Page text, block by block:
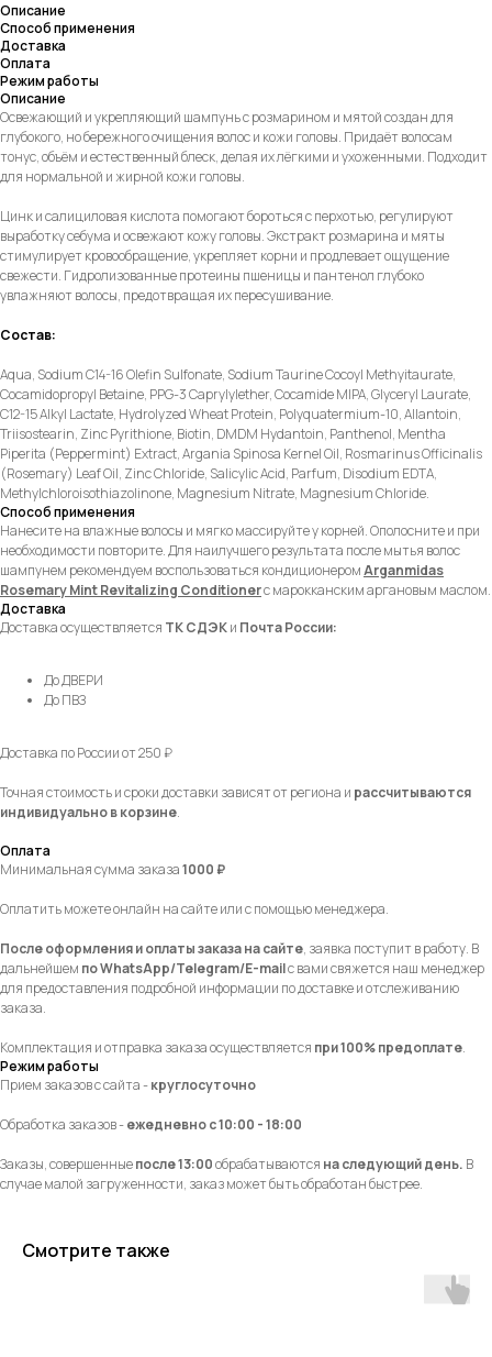
Описание
Способ применения
Доставка
Оплата
Режим работы
Описание
Освежающий и укрепляющий шампунь с розмарином и мятой создан для
глубокого, но бережного очищения волос и кожи головы. Придаёт волосам
тонус, объём и естественный блеск, делая их лёгкими и ухоженными. Подходит
для нормальной и жирной кожи головы.
Цинк и салициловая кислота помогают бороться с перхотью, регулируют
выработку себума и освежают кожу головы. Экстракт розмарина и мяты
стимулирует кровообращение, укрепляет корни и продлевает ощущение
свежести. Гидролизованные протеины пшеницы и пантенол глубоко
увлажняют волосы, предотвращая их пересушивание.
Cостав:
Aqua, Sodium С14-16 Olefin Sulfonate, Sodium Taurine Cocoyl Methyitaurate,
Cocamidopropyl Betaine, PPG-3 Caprylylether, Cocamide MIPA, Glyceryl Laurate,
C12-15 Alkyl Lactate, Hydrolyzed Wheat Protein, Polyquatermium-10, Allantoin,
Triisostearin, Zinc Pyrithione, Biotin, DMDM Hydantoin, Panthenol, Mentha
Piperita (Peppermint) Extract, Argania Spinosa Kernel Oil, Rosmarinus Officinalis
(Rosemary) Leaf Oil, Zinc Chloride, Salicylic Acid, Parfum, Disodium EDTA,
Methylchloroisothiazolinone, Magnesium Nitrate, Magnesium Chloride.
Способ применения
Нанесите на влажные волосы и мягко массируйте у корней. Ополосните и при
необходимости повторите. Для наилучшего результата после мытья волос
шампунем рекомендуем воспользоваться кондиционеромArganmidas
Rosemary Mint Revitalizing Conditionerс марокканским аргановым маслом.
Доставка
Доставка осуществляется ТК СДЭКи Почта России:
До ДВЕРИ
До ПВЗ
Доставка по России от 250 ₽
Точная стоимость и сроки доставки зависят от региона и рассчитываются
индивидуально в корзине.
Оплата
Минимальная сумма заказа1000 ₽
Оплатить можете онлайн на сайте или с помощью менеджера.
После оформления и оплаты заказа на сайте, заявка поступит в работу. В
дальнейшем поWhatsApp/Telegram/E-mailс вами свяжется наш менеджер
для предоставления подробной информации по доставке и отслеживанию
заказа.
Комплектация и отправка заказа осуществляется при 100% предоплате.
Режим работы
Прием заказов с сайта -круглосуточно
Обработка заказов -ежедневно с 10:00 - 18:00
Заказы, совершенныепосле 13:00обрабатываются на следующий день. В
случае малой загруженности, заказ может быть обработан быстрее.
Смотрите также